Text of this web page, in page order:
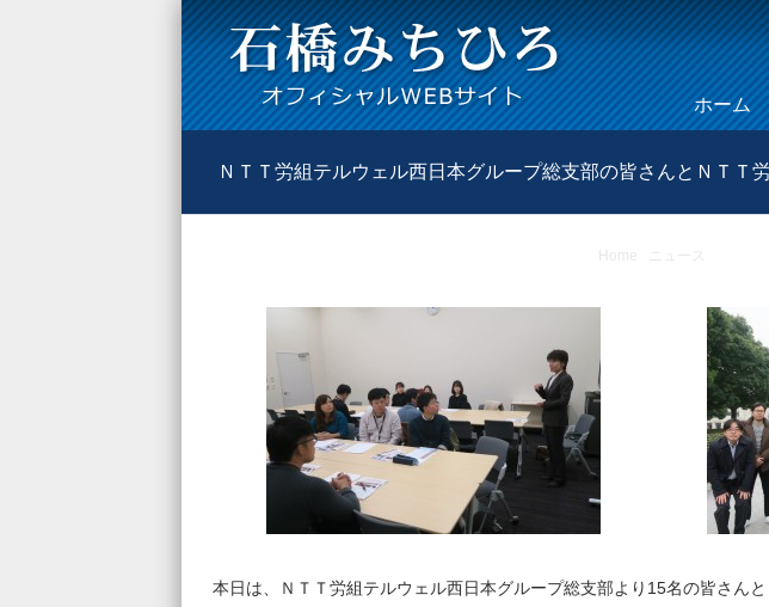
Menu
Skip to content
ホーム
ＮＴＴ労組テルウェル西日本グループ総支部の皆さんとＮＴＴ
Home ニュース
本日は、ＮＴＴ労組テルウェル西日本グループ総支部より15名の皆さん